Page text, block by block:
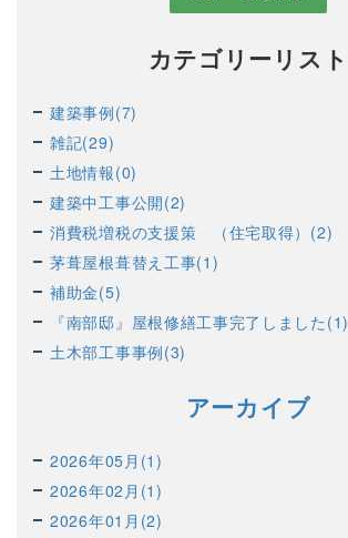
カテゴリーリスト
建築事例(7)
雑記(29)
土地情報(0)
建築中工事公開(2)
消費税増税の支援策 （住宅取得）(2)
茅葺屋根葺替え工事(1)
補助金(5)
『南部邸』屋根修繕工事完了しました(1)
土木部工事事例(3)
アーカイブ
2026年05月(1)
2026年02月(1)
2026年01月(2)